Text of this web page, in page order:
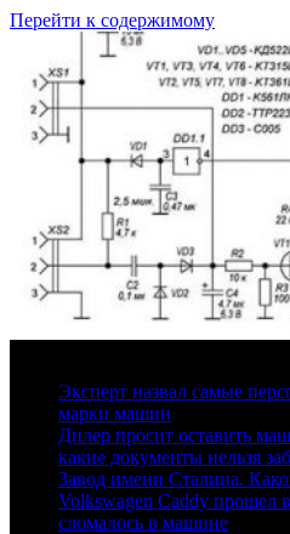
Перейти к содержимому
Эксперт назвал самые
марки машин
Дилер просит оставить
какие документы нельзя
Завод имени Сталина.
Volkswagen Caddy прошел
сломалось в машине